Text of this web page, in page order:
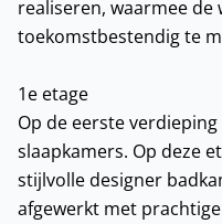
realiseren, waarmee de
toekomstbestendig te
1e etage
Op de eerste
slaapkamers. Op deze
stijlvolle designer
afgewerkt met